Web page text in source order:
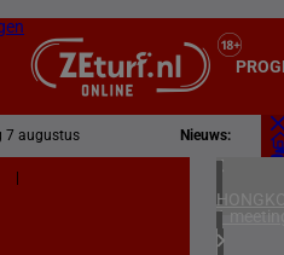
7 augustus Nieuws:
1